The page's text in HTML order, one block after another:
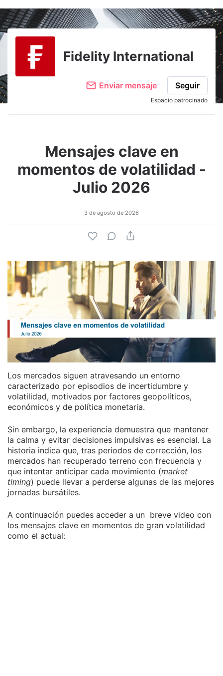
Fidelity International
Enviar mensaje Seguir
Espacio patrocinado
Mensajes clave en
momentos de volatilidad -
Julio 2026
3 de agosto de 2026
Los mercados siguen atravesando un entorno
caracterizado por episodios de incertidumbre y
volatilidad, motivados por factores geopolíticos,
económicos y de política monetaria.
Sin embargo, la experiencia demuestra que mantener
la calma y evitar decisiones impulsivas es esencial. La
historia indica que, tras periodos de corrección, los
mercados han recuperado terreno con frecuencia y
que intentar anticipar cada movimiento (market
timing) puede llevar a perderse algunas de las mejores
jornadas bursátiles.
A continuación puedes acceder a un breve video con
los mensajes clave en momentos de gran volatilidad
como el actual: